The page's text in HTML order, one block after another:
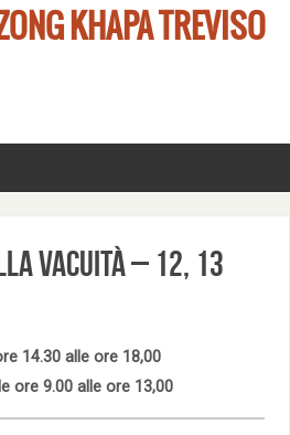
KHAPA TREVISO
vacuità – 12, 13
14.30 alle ore 18,00
ore 9.00 alle ore 13,00